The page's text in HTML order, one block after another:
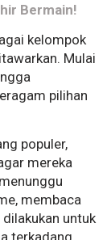
Bermain!
kelompok
Mulai
pilihan
populer,
mereka
membaca
untuk
terkadang